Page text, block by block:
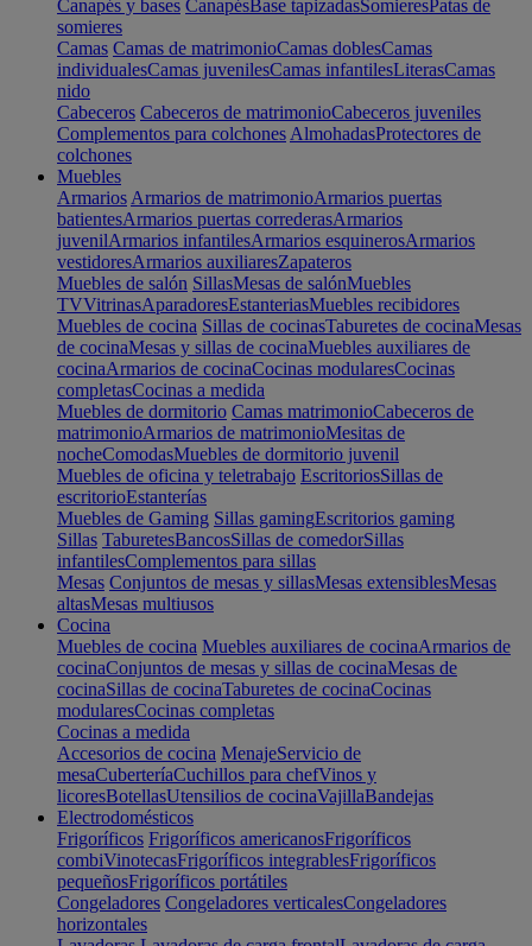
Canapés y bases CanapésBase tapizadasSomieresPatas de
somieres
Camas Camas de matrimonioCamas doblesCamas
individualesCamas juvenilesCamas infantilesLiterasCamas
nido
Cabeceros Cabeceros de matrimonioCabeceros juveniles
Complementos para colchones AlmohadasProtectores de
colchones
Muebles
Armarios Armarios de matrimonioArmarios puertas
batientesArmarios puertas correderasArmarios
juvenilArmarios infantilesArmarios esquinerosArmarios
vestidoresArmarios auxiliaresZapateros
Muebles de salón SillasMesas de salónMuebles
TVVitrinasAparadoresEstanteriasMuebles recibidores
Muebles de cocina Sillas de cocinasTaburetes de cocinaMesas
de cocinaMesas y sillas de cocinaMuebles auxiliares de
cocinaArmarios de cocinaCocinas modularesCocinas
completasCocinas a medida
Muebles de dormitorio Camas matrimonioCabeceros de
matrimonioArmarios de matrimonioMesitas de
nocheComodasMuebles de dormitorio juvenil
Muebles de oficina y teletrabajo EscritoriosSillas de
escritorioEstanterías
Muebles de Gaming Sillas gamingEscritorios gaming
Sillas TaburetesBancosSillas de comedorSillas
infantilesComplementos para sillas
Mesas Conjuntos de mesas y sillasMesas extensiblesMesas
altasMesas multiusos
Cocina
Muebles de cocina Muebles auxiliares de cocinaArmarios de
cocinaConjuntos de mesas y sillas de cocinaMesas de
cocinaSillas de cocinaTaburetes de cocinaCocinas
modularesCocinas completas
Cocinas a medida
Accesorios de cocina MenajeServicio de
mesaCuberteríaCuchillos para chefVinos y
licoresBotellasUtensilios de cocinaVajillaBandejas
Electrodomésticos
Frigoríficos Frigoríficos americanosFrigoríficos
combiVinotecasFrigoríficos integrablesFrigoríficos
pequeñosFrigoríficos portátiles
Congeladores Congeladores verticalesCongeladores
horizontales